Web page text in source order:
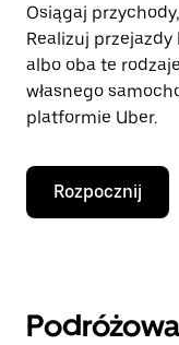
Osiągaj
Realizuj
albo oba te
własnego
platformie Uber.
Rozpocznij